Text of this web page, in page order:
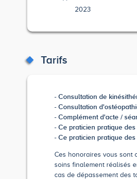
2023
Tarifs
Consultation de
Consultation
Complément d'acte /
Ce praticien pratique
Ce praticien pratique
Ces honoraires vous sont
soins finalement réalisés
cas de dépassement des